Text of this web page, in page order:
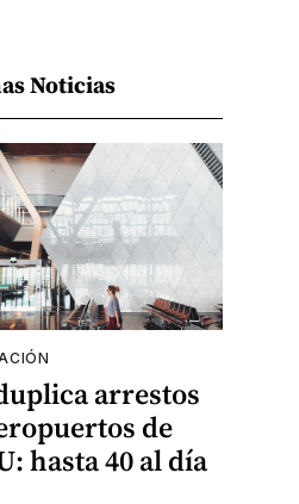
Noticias
arrestos
de
hasta 40 al día